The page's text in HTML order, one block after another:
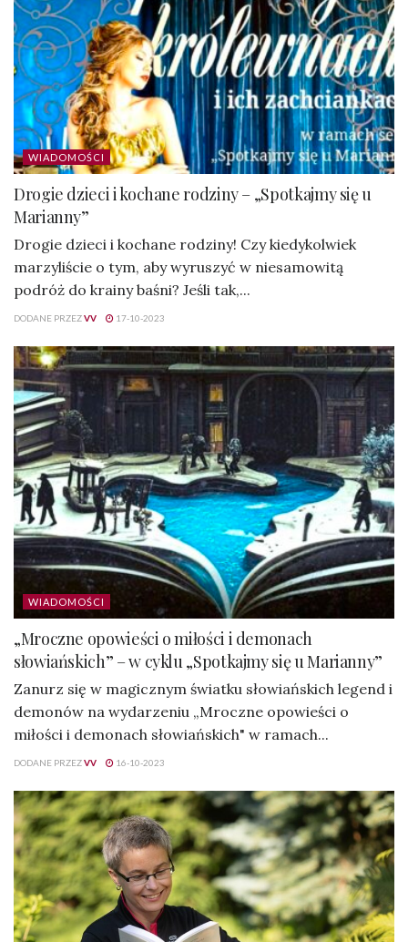
WIADOMOŚCI
Drogie dzieci i kochane rodziny – „Spotkajmy się u
Marianny”
Drogie dzieci i kochane rodziny! Czy kiedykolwiek
marzyliście o tym, aby wyruszyć w niesamowitą
podróż do krainy baśni? Jeśli tak,...
DODANE PRZEZVV 17-10-2023
WIADOMOŚCI
„Mroczne opowieści o miłości i demonach
słowiańskich” – w cyklu „Spotkajmy się u Marianny”
Zanurz się w magicznym światku słowiańskich legend i
demonów na wydarzeniu „Mroczne opowieści o
miłości i demonach słowiańskich" w ramach...
DODANE PRZEZVV 16-10-2023